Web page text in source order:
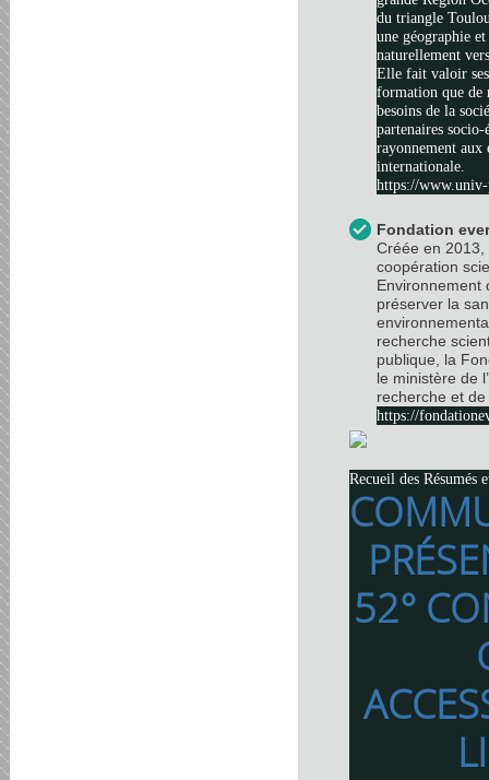
du triangle
une géographie
naturellement
Elle fait valoir
formation que de
besoins de la
partenaires
rayonnement aux
internationale.
https://
Fondation
Créée en
coopération
Environnement
préserver la
recherche
publique, la
le ministère de
recherche et
https://
Recueil des Résumés
52°